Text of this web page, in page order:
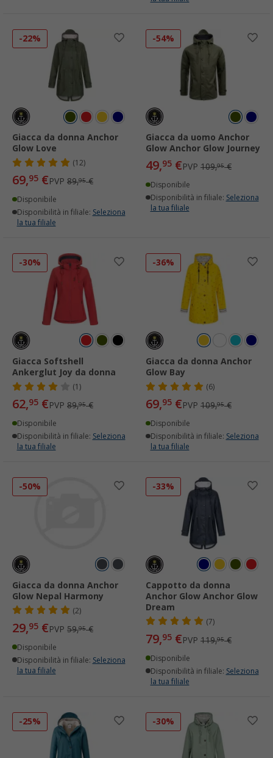
-22%
Giacca da donna Anchor
Glow Love
(12)
69,95 €PVP 89,95€
Disponibile
Disponibilità in filiale: Seleziona
la tua filiale
-54%
Giacca da uomo Anchor
Glow Anchor Glow Journey
49,95 €PVP 109,95€
Disponibile
Disponibilità in filiale: Seleziona
la tua filiale
-30%
Giacca Softshell
Ankerglut Joy da donna
(1)
62,95 €PVP 89,95€
Disponibile
Disponibilità in filiale: Seleziona
la tua filiale
-36%
Giacca da donna Anchor
Glow Bay
(6)
69,95 €PVP 109,95€
Disponibile
Disponibilità in filiale: Seleziona
la tua filiale
-50%
Giacca da donna Anchor
Glow Nepal Harmony
(2)
29,95 €PVP 59,95€
Disponibile
Disponibilità in filiale: Seleziona
la tua filiale
-33%
Cappotto da donna
Anchor Glow Anchor Glow
Dream
(7)
79,95 €PVP 119,95€
Disponibile
Disponibilità in filiale: Seleziona
la tua filiale
-25% -30%